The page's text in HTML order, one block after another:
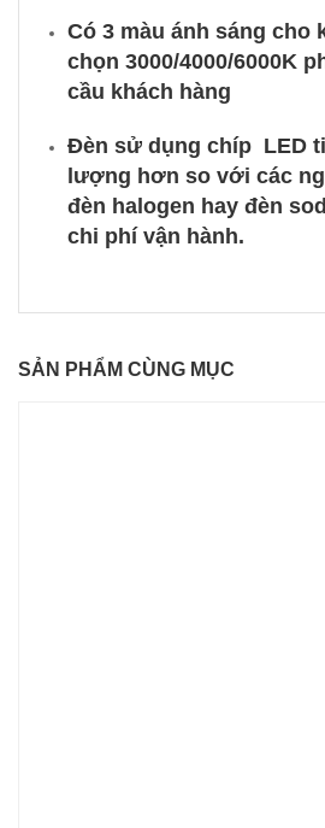
Có 3 màu ánh sáng cho
chọn 3000/4000/6000K
cầu khách hàng
Đèn sử dụng chíp LED
lượng hơn so với các
đèn halogen hay đèn
chi phí vận hành.
SẢN PHẨM CÙNG MỤC